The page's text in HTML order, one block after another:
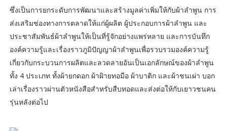
ซึ่งเป็นการยกระดับการพัฒนาและสร้างมูลค่าเพิ่มให้กับผ้าลำพูน การ
ส่งเสริมช่องทางการตลาดให้แก่ผู้ผลิต ผู้ประกอบการผ้าลำพูน และ
ประชาสัมพันธ์ผ้าลำพูนให้เป็นที่รู้จักอย่างแพร่หลาย และการบันทึก
องค์ความรู้และเรื่องราวภูมิปัญญาผ้าลำพูนเพื่อรวบรวมองค์ความรู้
เกี่ยวกับกระบวนการผลิตและลวดลายอันเป็นเอกลักษณ์ของผ้าลำพูน
ทั้ง 4 ประเภท ทั้งผ้ายกดอก ผ้าฝ้ายทอมือ ผ้าบาติก และผ้าชนเผ่า บอก
เล่าเรื่องราวผ่านตัวหนังสือสำหรับสืบทอดและส่งต่อให้กับเยาวชนคน
รุ่นหลังต่อไป